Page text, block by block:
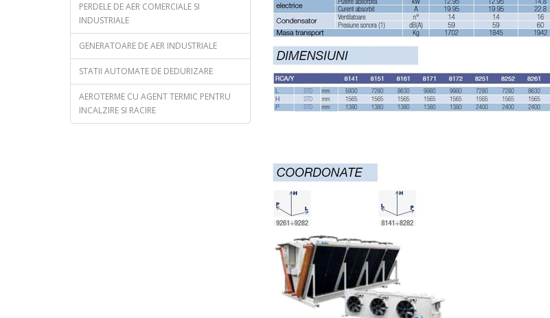
PERDELE DE AER COMERCIALE SI
INDUSTRIALE
GENERATOARE DE AER INDUSTRIALE
STATII AUTOMATE DE DEDURIZARE
AEROTERME CU AGENT TERMIC PENTRU
INCALZIRE SI RACIRE